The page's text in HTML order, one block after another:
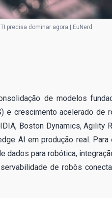
precisa dominar agora | EuNerd
de modelos
e crescimento acelerado de
Boston Dynamics, Agility
AI em produção real.
dados para robótica,
de robôs